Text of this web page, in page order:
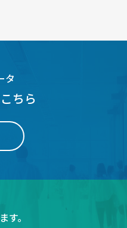
タ
ちら
す。